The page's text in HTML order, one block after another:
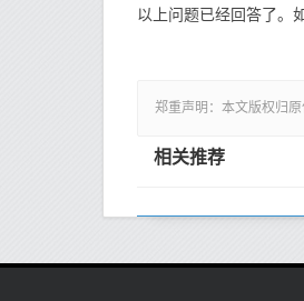
以上问题已经回答了。
郑重声明：本文版权归
相关推荐